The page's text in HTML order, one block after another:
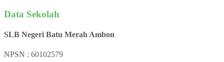
Data Sekolah
SLB Negeri Batu Merah Ambon
NPSN : 60102579